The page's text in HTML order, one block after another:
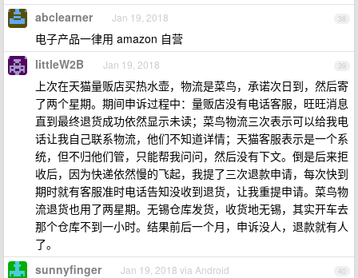
38
abclearner Jan 19, 2018
电子产品一律用 amazon 自营
39
littleW2B Jan 19, 2018
上次在天猫量贩店买热水壶，物流是菜鸟，承诺次日到，然后寄
了两个星期。期间申诉过程中：量贩店没有电话客服，旺旺消息
直到最终退货成功依然显示未读；菜鸟物流三次表示可以给我电
话让我自己联系物流，他们不知道详情；天猫客服表示是一个系
统，但不归他们管，只能帮我问问，然后没有下文。倒是后来拒
收后，因为快递依然慢的飞起，我提了三次退款申请，每次快到
期时就有客服准时电话告知没收到退货，让我重提申请。菜鸟物
流退货也用了两星期。无锡仓库发货，收货地无锡，其实开车去
那个仓库不到一小时。结果前后一个月，申诉没人，退款就有人
了。
40
sunnyfinger Jan 19, 2018 via Android